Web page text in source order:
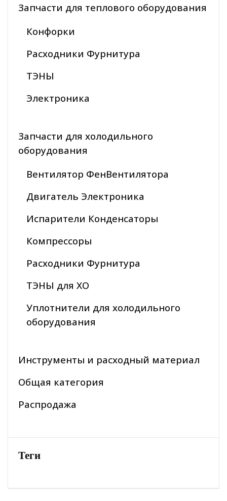
Запчасти для теплового оборудования
Конфорки
Расходники Фурнитура
ТЭНЫ
Электроника
Запчасти для холодильного
оборудования
Вентилятор ФенВентилятора
Двигатель Электроника
Испарители Конденсаторы
Компрессоры
Расходники Фурнитура
ТЭНЫ для ХО
Уплотнители для холодильного
оборудования
Инструменты и расходный материал
Общая категория
Распродажа
Теги